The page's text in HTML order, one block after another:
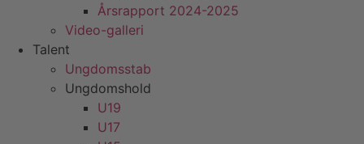
Årsrapport 2024-2025
Video-galleri
Talent
Ungdomsstab
Ungdomshold
U19
U17